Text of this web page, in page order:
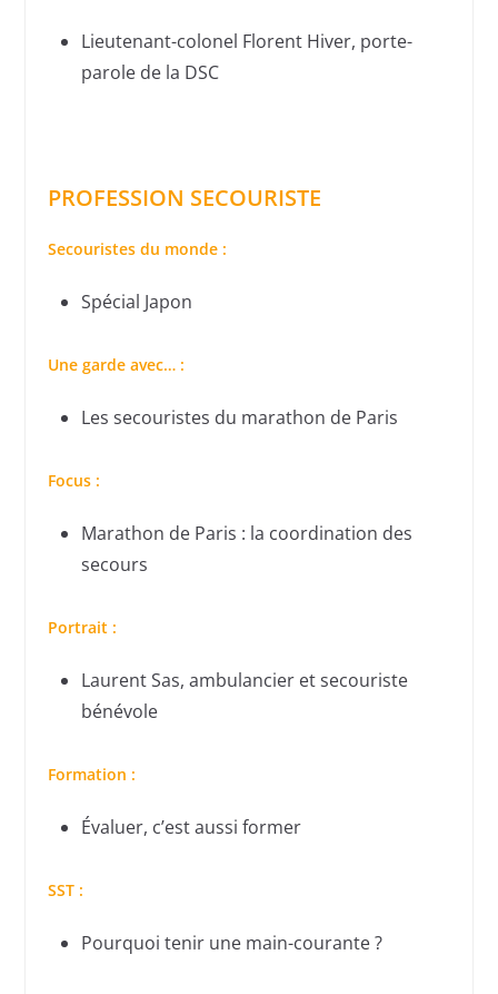
Lieutenant-colonel Florent Hiver, porte-
parole de la DSC
PROFESSION SECOURISTE
Secouristes du monde :
Spécial Japon
Une garde avec… :
Les secouristes du marathon de Paris
Focus :
Marathon de Paris : la coordination des
secours
Portrait :
Laurent Sas, ambulancier et secouriste
bénévole
Formation :
Évaluer, c’est aussi former
SST :
Pourquoi tenir une main-courante ?